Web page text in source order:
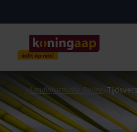
...>Landinformatie Belize>